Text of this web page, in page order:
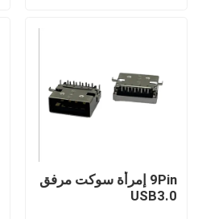
معلومات عنا
جولة في المعمل
رقابة جودة
9Pin إمرأة سوكت مرفق
USB3.0